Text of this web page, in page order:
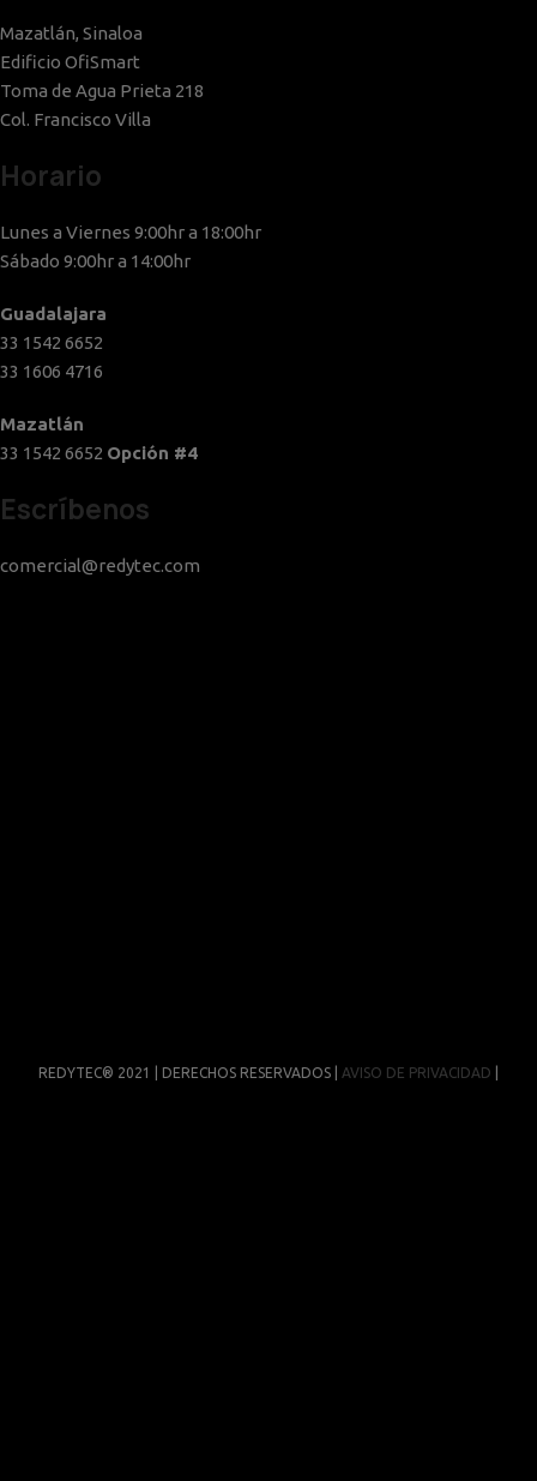
Mazatlán, Sinaloa
Edificio OfiSmart
Toma de Agua Prieta 218
Col. Francisco Villa
Horario
Lunes a Viernes 9:00hr a 18:00hr
Sábado 9:00hr a 14:00hr
Guadalajara
33 1542 6652
33 1606 4716
Mazatlán
33 1542 6652 Opción #4
Escríbenos
comercial@redytec.com
REDYTEC® 2021 | DERECHOS RESERVADOS | AVISO DE PRIVACIDAD